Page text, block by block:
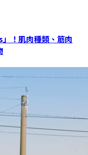
！肌肉種類、筋肉